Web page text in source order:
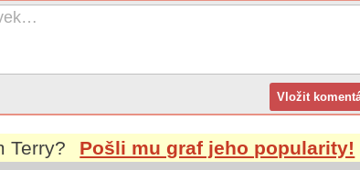
Terry? Pošli mu graf jeho popularity!